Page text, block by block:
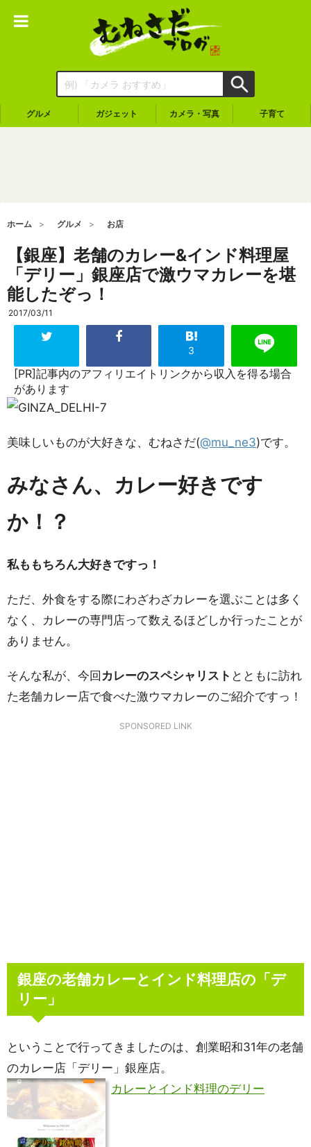
グルメ ガジェット カメラ・写真 子育て
ホーム グルメ お店
【銀座】老舗のカレー&インド料理屋
「デリー」銀座店で激ウマカレーを堪
能したぞっ！
2017/03/11
3
[PR]記事内のアフィリエイトリンクから収入を得る場合
があります
美味しいものが大好きな、むねさだ(@mu_ne3)です。
みなさん、カレー好きです
か！？
私ももちろん大好きですっ！
ただ、外食をする際にわざわざカレーを選ぶことは多く
なく、カレーの専門店って数えるほどしか行ったことが
ありません。
そんな私が、今回 カレーのスペシャリスト とともに訪れ
た老舗カレー店で食べた激ウマカレーのご紹介ですっ！
SPONSORED LINK
銀座の老舗カレーとインド料理店の「デ
リー」
ということで行ってきましたのは、創業昭和31年の老舗
のカレー店「デリー」銀座店。
カレーとインド料理のデリー